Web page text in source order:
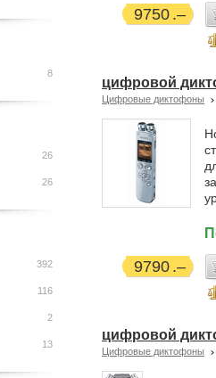
9750
цифровой
Цифровые диктофоны
9790
цифровой
Цифровые диктофоны
8
26
26
392
116
2
13